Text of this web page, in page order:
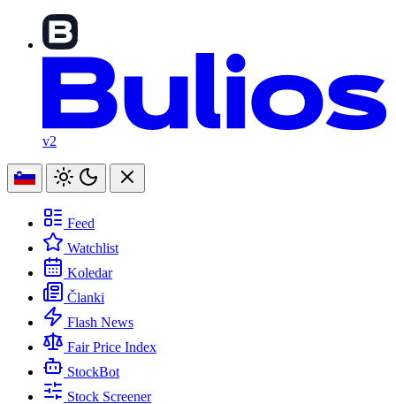
v2
Feed
Watchlist
Koledar
Članki
Flash News
Fair Price Index
StockBot
Stock Screener